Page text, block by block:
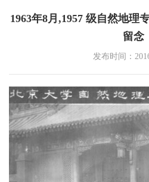
1963年8月,1957 级自然地理
留念
发布时间：